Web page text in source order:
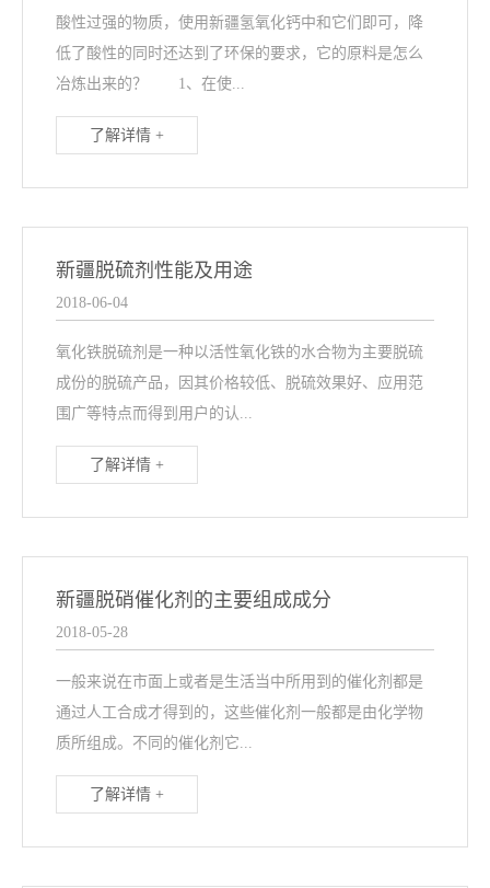
酸性过强的物质，使用新疆氢氧化钙中和它们即可，降
低了酸性的同时还达到了环保的要求，它的原料是怎么
冶炼出来的？ 1、在使...
了解详情 +
新疆脱硫剂性能及用途
2018-06-04
氧化铁脱硫剂是一种以活性氧化铁的水合物为主要脱硫
成份的脱硫产品，因其价格较低、脱硫效果好、应用范
围广等特点而得到用户的认...
了解详情 +
新疆脱硝催化剂的主要组成成分
2018-05-28
一般来说在市面上或者是生活当中所用到的催化剂都是
通过人工合成才得到的，这些催化剂一般都是由化学物
质所组成。不同的催化剂它...
了解详情 +